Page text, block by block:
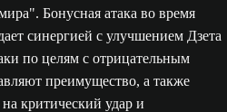
Бонусная атака во время
синергией с улучшением Дзета
по целям с отрицательным
преимущество, а также
критический удар и